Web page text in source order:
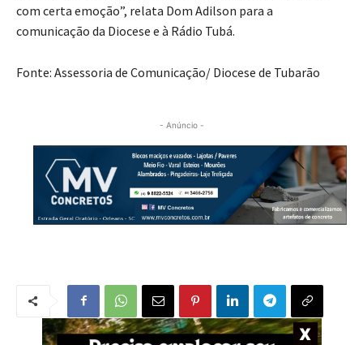
com certa emoção”, relata Dom Adilson para a
comunicação da Diocese e à Rádio Tubá.
Fonte: Assessoria de Comunicação/ Diocese de Tubarão
- Anúncio -
NOTÍCIAS RELACIONADAS